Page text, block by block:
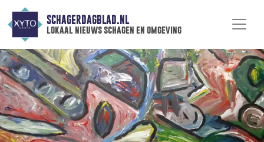
SCHAGERDAGBLAD.NL
lokaal nieuws schagen en omgeving